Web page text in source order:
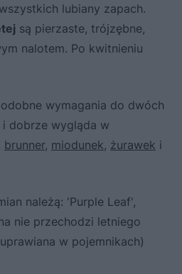
lubiany zapach.
są pierzaste, trójzębne,
nalotem. Po kwitnieniu
wymagania do dwóch
dobrze wygląda w
brunner, miodunek, żurawek i
należą: 'Purple Leaf',
nie przechodzi letniego
w pojemnikach)